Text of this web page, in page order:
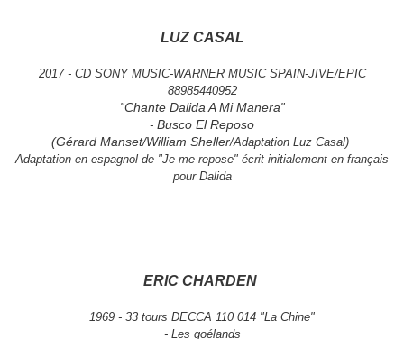
LUZ CASAL
2017 - CD SONY MUSIC-WARNER MUSIC SPAIN-JIVE/EPIC
88985440952
"Chante Dalida A Mi Manera"
- Busco El Reposo
(Gérard Manset/William Sheller/Adaptation Luz Casal)
Adaptation en espagnol de "Je me repose" écrit initialement en français
pour Dalida
ERIC CHARDEN
1969 - 33 tours DECCA 110 014 "La Chine"
- Les goélands